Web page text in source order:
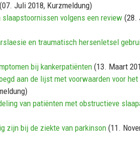
(07. Juli 2018, Kurzmeldung)
volgens een review (28.
en traumatisch hersenletsel
bij kankerpatiënten (13. Maart
aan de lijst met voorwaarden voor het
van patiënten met obstructieve
zijn bij de ziekte van parkinson (11.